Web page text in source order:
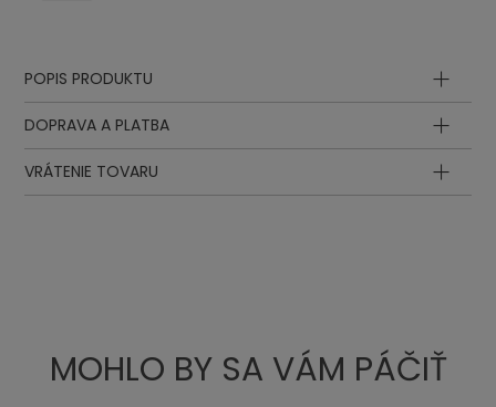
POPIS PRODUKTU
Podšívka
Podošva
DOPRAVA A PLATBA
VRÁTENIE TOVARU
MOHLO BY SA VÁM PÁČIŤ